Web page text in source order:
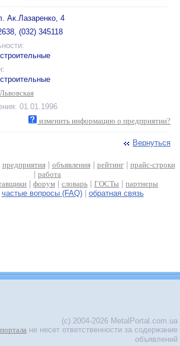
Ак.Лазаренко, 4
(032) 345118
Львовская
01.01.1996
изменить информацию о предприятии?
Вернуться
предприятия| объявления| рейтинг| прайс-строки
работа
форум словарь ГОСТы
партнеры
частые вопросы (FAQ)| обратная связь
(c) 2004-2026 MetalPortal.com.ua
не несет ответственности за содержание
объявлений